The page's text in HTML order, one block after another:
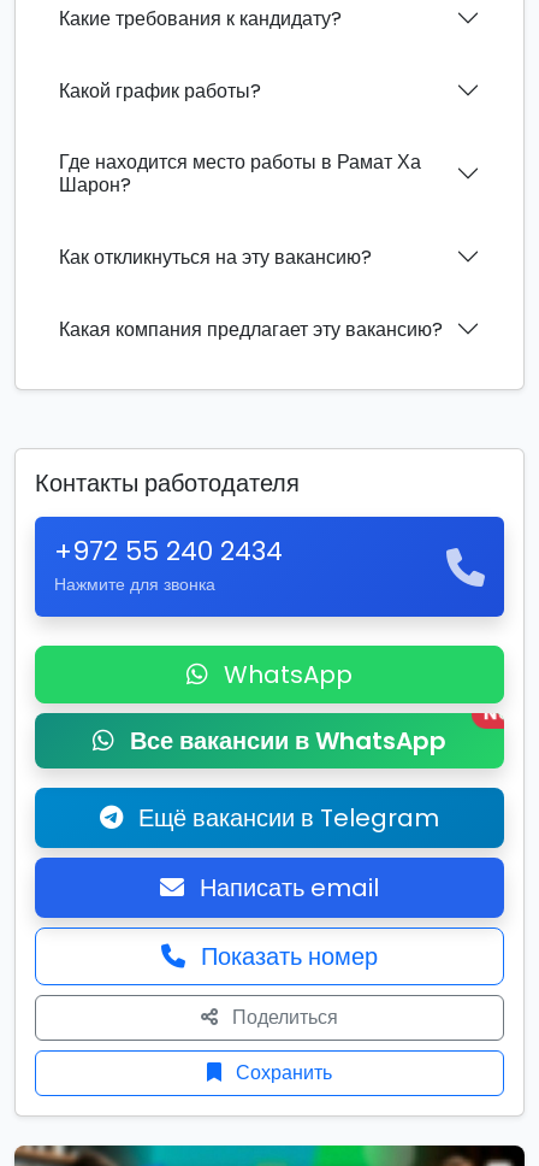
Какие требования к кандидату?
Какой график работы?
Где находится место работы в Рамат Ха
Шарон?
Как откликнуться на эту вакансию?
Какая компания предлагает эту вакансию?
Контакты работодателя
+972 55 240 2434
Нажмите для звонка
WhatsApp
Все вакансии в WhatsApp
New
Ещё вакансии в Telegram
Написать email
Показать номер
Поделиться
Сохранить